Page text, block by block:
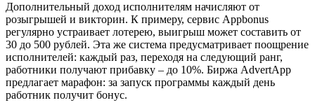
Дополнительный доход исполнителям начисляют от
розыгрышей и викторин. К примеру, сервис Appbonus
регулярно устраивает лотерею, выигрыш может составить от
30 до 500 рублей. Эта же система предусматривает поощрение
исполнителей: каждый раз, переходя на следующий ранг,
работники получают прибавку – до 10%. Биржа AdvertApp
предлагает марафон: за запуск программы каждый день
работник получит бонус.